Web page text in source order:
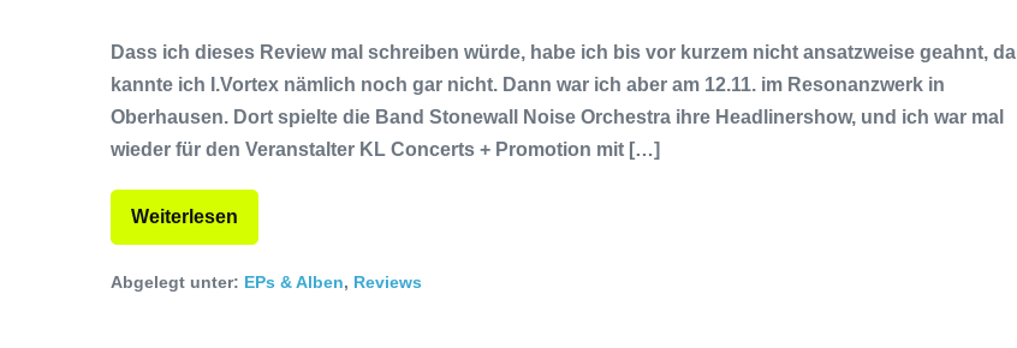
Dass ich dieses Review mal schreiben würde, habe ich bis vor kurzem nicht ansatzweise geahnt, da
kannte ich I.Vortex nämlich noch gar nicht. Dann war ich aber am 12.11. im Resonanzwerk in
Oberhausen. Dort spielte die Band Stonewall Noise Orchestra ihre Headlinershow, und ich war mal
wieder für den Veranstalter KL Concerts + Promotion mit […]
Weiterlesen
Abgelegt unter: EPs & Alben, Reviews